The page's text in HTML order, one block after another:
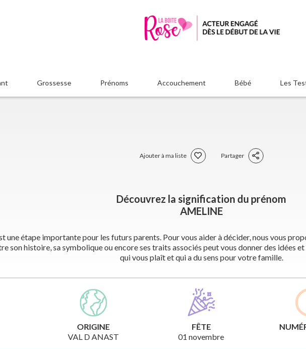
Grossesse Prénoms Accouchement Bébé Les
Ajouter à ma liste Partager
Découvrez la signification du prénom
AMELINE
une étape importante pour les futurs parents. Pour vous aider à décider, nous vous
son histoire, sa symbolique ou encore ses traits associés peut vous donner des idées
qui vous plaît et qui a du sens pour votre famille.
ORIGINE
VAL D ANAST
FÊTE
01 novembre